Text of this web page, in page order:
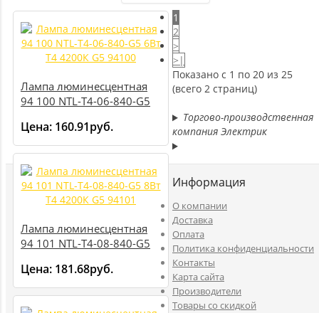
Лампа люминесцентная
94 100 NTL-T4-06-840-G5
Цена: 160.91руб.
Лампа люминесцентная
94 101 NTL-T4-08-840-G5
Цена: 181.68руб.
1
2
>
>|
Показано с 1 по 20 из 25
(всего 2 страниц)
Торгово-производственная
компания Электрик
Информация
O компании
Доставка
Оплата
Политика конфиденциальности
Контакты
Карта сайта
Производители
Товары со скидкой